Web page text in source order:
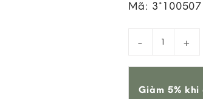
Mã: 3*100507
Giảm 5%